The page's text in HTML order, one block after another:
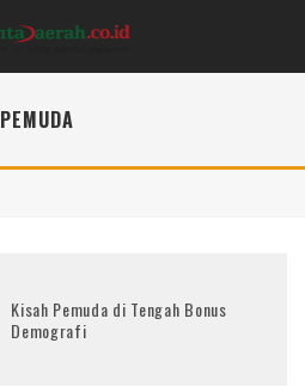
PEMUDA
Kisah Pemuda di Tengah Bonus
Demografi